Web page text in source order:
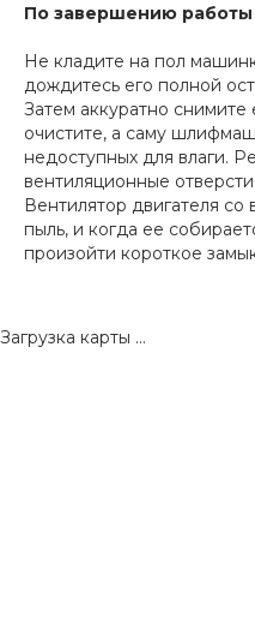
По завершению работы
Не кладите на пол
дождитесь его полной
Затем аккуратно
очистите, а саму
недоступных для влаги.
вентиляционные
Вентилятор двигателя со
пыль, и когда ее
произойти короткое
Загрузка карты ...